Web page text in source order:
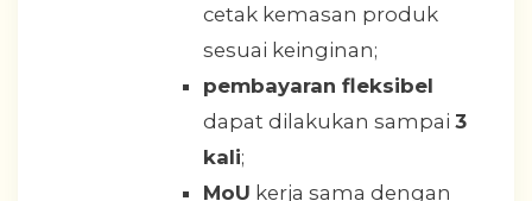
cetak kemasan produk
sesuai keinginan;
pembayaran fleksibel
dapat dilakukan sampai 3
kali;
MoU kerja sama dengan